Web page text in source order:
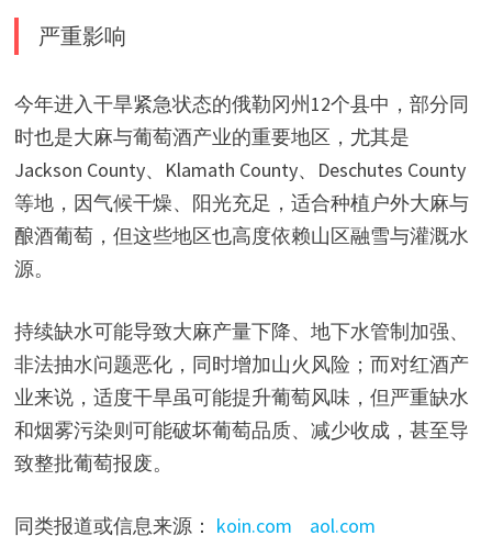
严重影响
今年进入干旱紧急状态的俄勒冈州12个县中，部分同
时也是大麻与葡萄酒产业的重要地区，尤其是
Jackson County、Klamath County、Deschutes County
等地，因气候干燥、阳光充足，适合种植户外大麻与
酿酒葡萄，但这些地区也高度依赖山区融雪与灌溉水
源。
持续缺水可能导致大麻产量下降、地下水管制加强、
非法抽水问题恶化，同时增加山火风险；而对红酒产
业来说，适度干旱虽可能提升葡萄风味，但严重缺水
和烟雾污染则可能破坏葡萄品质、减少收成，甚至导
致整批葡萄报废。
同类报道或信息来源： koin.com aol.com